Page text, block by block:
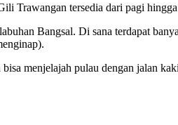
Trawangan tersedia dari pagi hingga
Bangsal. Di sana terdapat
menjelajah pulau dengan jalan